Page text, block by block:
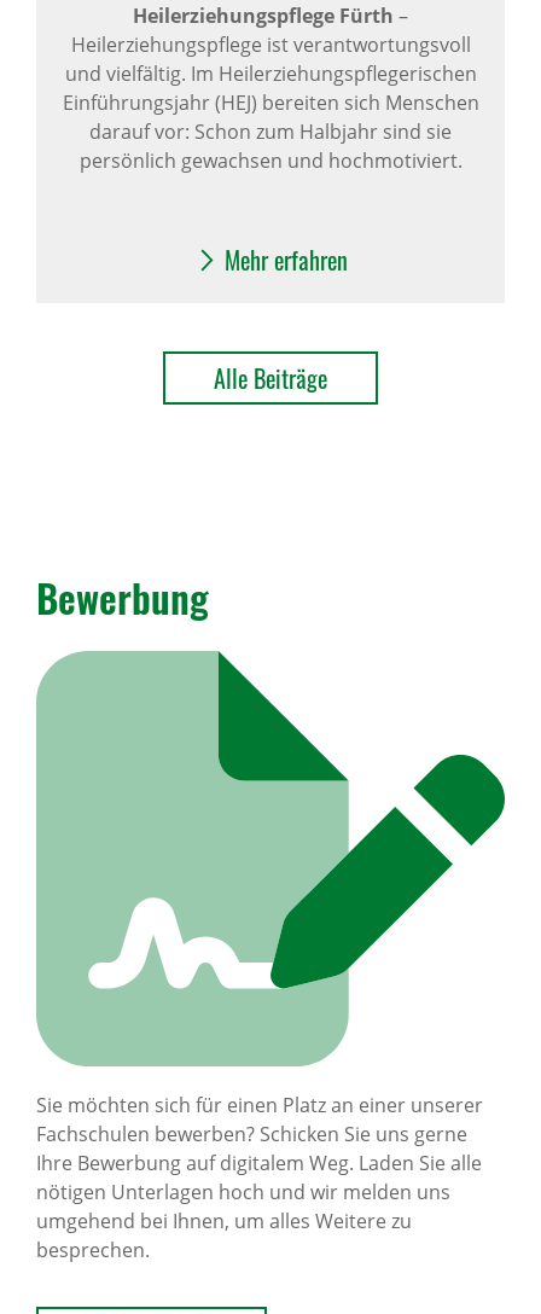
Heilerziehungspflege Fürth –
Heilerziehungspflege ist verantwortungsvoll
und vielfältig. Im Heilerziehungspflegerischen
Einführungsjahr (HEJ) bereiten sich Menschen
darauf vor: Schon zum Halbjahr sind sie
persönlich gewachsen und hochmotiviert.
Mehr erfahren
Alle Beiträge
Bewerbung
Sie möchten sich für einen Platz an einer unserer
Fachschulen bewerben? Schicken Sie uns gerne
Ihre Bewerbung auf digitalem Weg. Laden Sie alle
nötigen Unterlagen hoch und wir melden uns
umgehend bei Ihnen, um alles Weitere zu
besprechen.